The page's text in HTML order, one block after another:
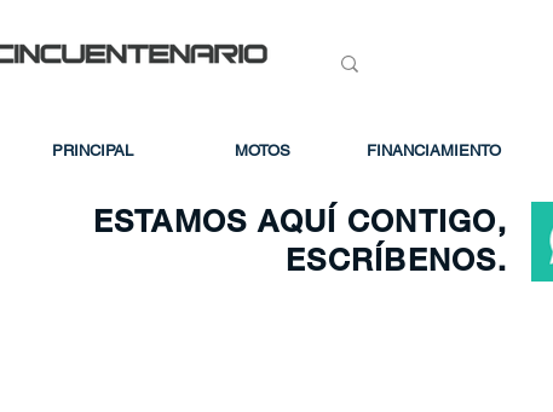
PRINCIPAL MOTOS FINANCIAMIENTO
ESTAMOS AQUÍ CONTIGO,
ESCRÍBENOS.